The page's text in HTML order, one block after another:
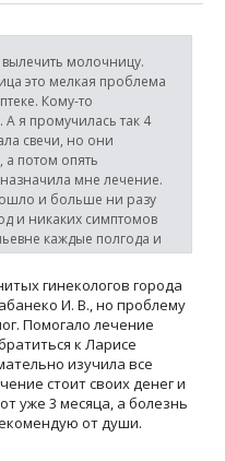
молочницу.
это мелкая проблема
Кому-то
А я промучилась так 4
свечи, но они
потом опять
мне лечение.
и больше ни разу
и никаких симптомов
каждые полгода и
гинекологов города
И. В., но проблему
Помогало лечение
к Ларисе
изучила все
стоит своих денег и
уже 3 месяца, а болезнь
от души.